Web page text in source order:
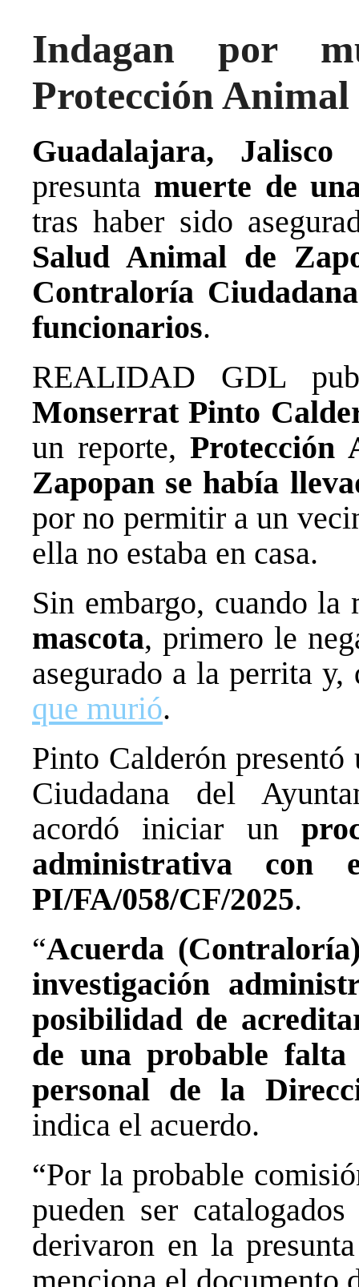
Indagan por
Protección
Guadalajara,
presunta muerte de
tras haber sido
Salud Animal de
Contraloría
funcionarios.
REALIDAD GDL
Monserrat Pinto
un reporte,Protección
Zapopan se había
por no permitir a un
ella no estaba en casa.
Sin embargo, cuando
mascota, primero le
asegurado a la perrita y,
que murió.
Pinto Calderón
Ciudadana del
acordó iniciar un
administrativa con
PI/FA/058/CF/2025.
“Acuerda
investigación
posibilidad de
de una probable
personal de la
indica el acuerdo.
“Por la probable
pueden ser
derivaron en la